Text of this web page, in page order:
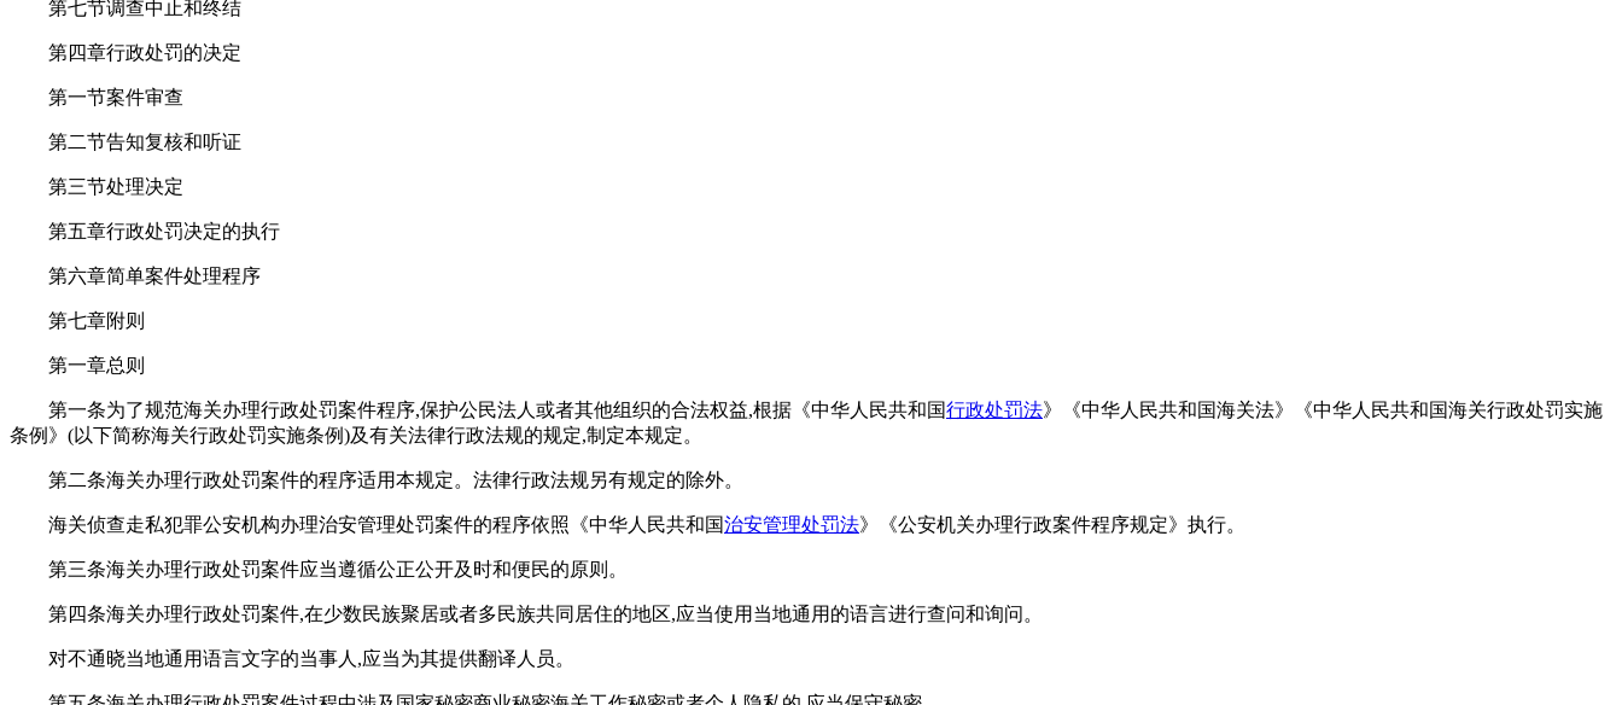
第七节调查中止和终结
第四章行政处罚的决定
第一节案件审查
第二节告知复核和听证
第三节处理决定
第五章行政处罚决定的执行
第六章简单案件处理程序
第七章附则
第一章总则
第一条为了规范海关办理行政处罚案件程序,保护公民法人或者其他组织的合法权益,根据《中华人民共和国行政处罚法》《中华人民共和国海关法》《中华人民共和国海关行政处罚实施
条例》(以下简称海关行政处罚实施条例)及有关法律行政法规的规定,制定本规定。
第二条海关办理行政处罚案件的程序适用本规定。法律行政法规另有规定的除外。
海关侦查走私犯罪公安机构办理治安管理处罚案件的程序依照《中华人民共和国治安管理处罚法》《公安机关办理行政案件程序规定》执行。
第三条海关办理行政处罚案件应当遵循公正公开及时和便民的原则。
第四条海关办理行政处罚案件,在少数民族聚居或者多民族共同居住的地区,应当使用当地通用的语言进行查问和询问。
对不通晓当地通用语言文字的当事人,应当为其提供翻译人员。